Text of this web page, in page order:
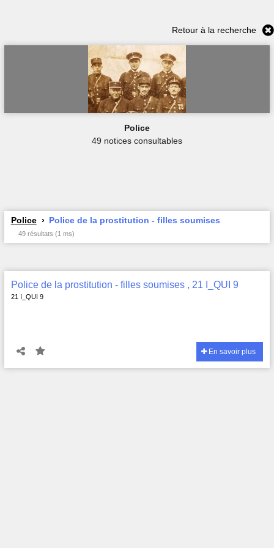
Retour à la recherche
Police
49 notices consultables
Police Police de la prostitution - filles soumises
49 résultats (1 ms)
Police de la prostitution - filles soumises , 21 I_QUI 9
21 I_QUI 9
En savoir plus